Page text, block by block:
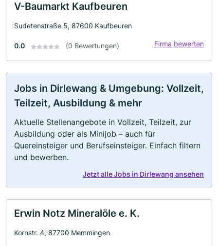
V-Baumarkt Kaufbeuren
Sudetenstraße 5, 87600 Kaufbeuren
0.0 (0 Bewertungen) Firma bewerten
Jobs in Dirlewang & Umgebung: Vollzeit,
Teilzeit, Ausbildung & mehr
Aktuelle Stellenangebote in Vollzeit, Teilzeit, zur
Ausbildung oder als Minijob – auch für
Quereinsteiger und Berufseinsteiger. Einfach filtern
und bewerben.
Jetzt alle Jobs in Dirlewang ansehen
Erwin Notz Mineralöle e. K.
Kornstr. 4, 87700 Memmingen